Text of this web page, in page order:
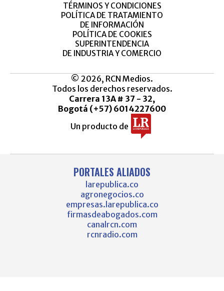
TÉRMINOS Y CONDICIONES
POLÍTICA DE TRATAMIENTO
DE INFORMACIÓN
POLÍTICA DE COOKIES
SUPERINTENDENCIA
DE INDUSTRIA Y COMERCIO
© 2026, RCN Medios.
Todos los derechos reservados.
Carrera 13A # 37 - 32,
Bogotá (+57) 6014227600
Un producto de
PORTALES ALIADOS
larepublica.co
agronegocios.co
empresas.larepublica.co
firmasdeabogados.com
canalrcn.com
rcnradio.com